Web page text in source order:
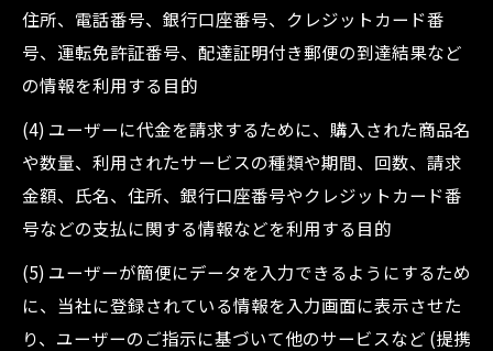
住所、電話番号、銀行口座番号、クレジットカード番
号、運転免許証番号、配達証明付き郵便の到達結果など
の情報を利用する目的
(4) ユーザーに代金を請求するために、購入された商品名
や数量、利用されたサービスの種類や期間、回数、請求
金額、氏名、住所、銀行口座番号やクレジットカード番
号などの支払に関する情報などを利用する目的
(5) ユーザーが簡便にデータを入力できるようにするため
に、当社に登録されている情報を入力画面に表示させた
り、ユーザーのご指示に基づいて他のサービスなど (提携